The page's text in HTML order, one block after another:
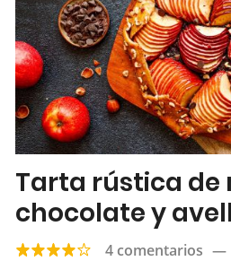
Tarta rústica de
chocolate y
4 comentarios —